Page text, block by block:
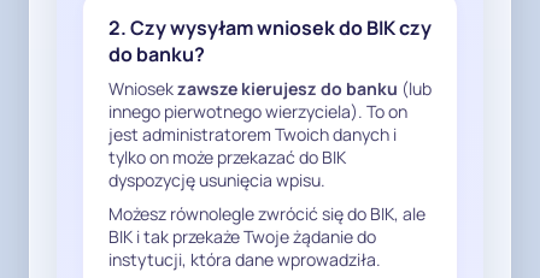
kredytowego w zakresie, w jakim
wykraczają one poza niezbędny
okres i zakres wynikający z
bezwzględnie obowiązujących
przepisów prawa (w szczególności
rachunkowych i podatkowych),
- doprowadzenie do trwałego
usunięcia wszelkich danych
dotyczących powyższego
2. Czy wysyłam wniosek do BIK czy
do banku?
Wniosekzawsze kierujesz do banku (lub
innego pierwotnego wierzyciela). To on
jest administratorem Twoich danych i
tylko on może przekazać do BIK
dyspozycję usunięcia wpisu.
Możesz równolegle zwrócić się do BIK, ale
BIK i tak przekaże Twoje żądanie do
instytucji, która dane wprowadziła.